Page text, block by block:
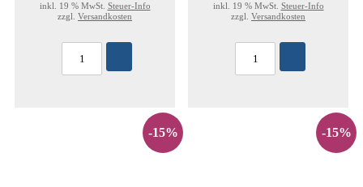
inkl. 19 % MwSt. Steuer-Info
zzgl. Versandkosten
inkl. 19 % MwSt. Steuer-Info
zzgl. Versandkosten
-15% -15%